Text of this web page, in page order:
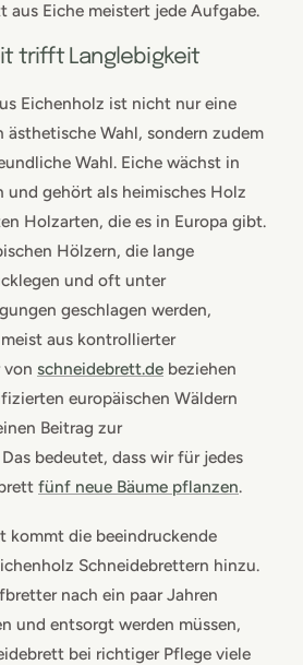
aus Eiche meistert jede Aufgabe.
trifft Langlebigkeit
Eichenholz ist nicht nur eine
ästhetische Wahl, sondern zudem
Wahl. Eiche wächst in
und gehört als heimisches Holz
Holzarten, die es in Europa gibt.
Hölzern, die lange
und oft unter
geschlagen werden,
aus kontrollierter
von schneidebrett.de beziehen
europäischen Wäldern
Beitrag zur
bedeutet, dass wir für jedes
fünf neue Bäume pflanzen.
kommt die beeindruckende
Schneidebrettern hinzu.
nach ein paar Jahren
und entsorgt werden müssen,
bei richtiger Pflege viele